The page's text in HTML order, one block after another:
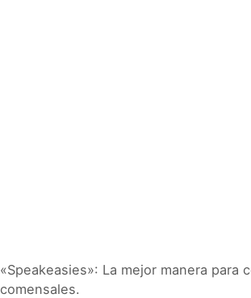
«Speakeasies»: La mejor manera para
comensales.